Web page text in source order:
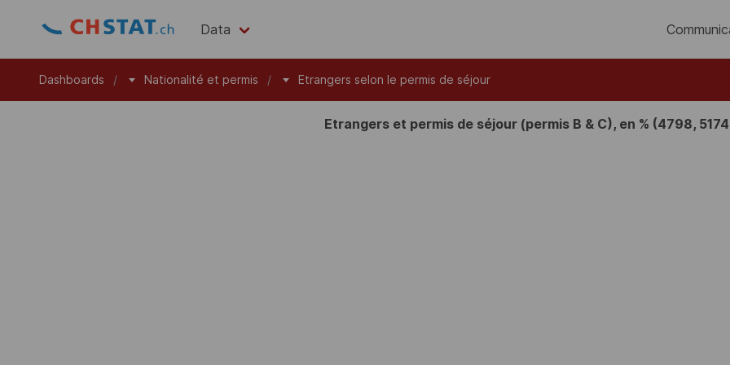
Data
Dashboards Nationalité et permis Etrangers selon le permis de séjour
Etrangers et permis de séjour (permis B & C), en % (4798,